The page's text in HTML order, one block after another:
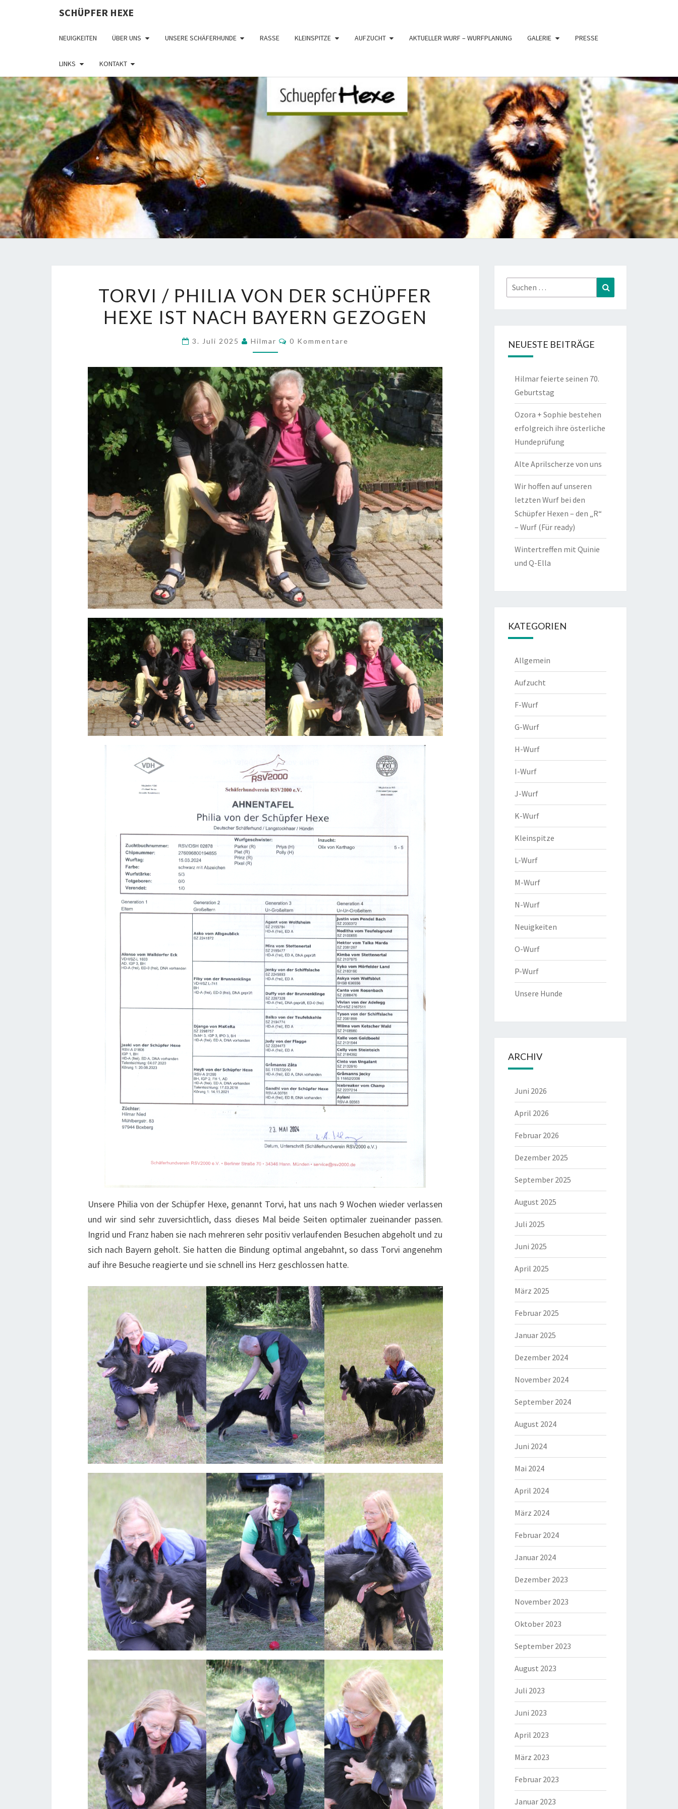
SCHÜPFER HEXE
NEUIGKEITEN ÜBER UNS UNSERE SCHÄFERHUNDE RASSE KLEINSPITZE AUFZUCHT AKTUELLER WURF – WURFPLANUNG GALERIE PRESSE
LINKS KONTAKT
SCHÜPFER
HEXE
Langhaar
Schäferhunde
Von Den
Schüpfer
Hexen
/
PHILIA
VON
DER
HEXE
IST
NACH
BAYERN
GEZOGEN
TORVI / PHILIA VON DER SCHÜPFER
HEXE IST NACH BAYERN GEZOGEN
3. Juli 2025 Hilmar Kommentare
0 Kommentare
Unsere Philia von der Schüpfer Hexe, genannt Torvi, hat uns nach 9 Wochen wieder verlassen
und wir sind sehr zuversichtlich, dass dieses Mal beide Seiten optimaler zueinander passen.
Ingrid und Franz haben sie nach mehreren sehr positiv verlaufenden Besuchen abgeholt und zu
sich nach Bayern geholt. Sie hatten die Bindung optimal angebahnt, so dass Torvi angenehm
auf ihre Besuche reagierte und sie schnell ins Herz geschlossen hatte.
Suchen
nach:
NEUESTE BEITRÄGE
Hilmar feierte seinen 70.
Geburtstag
Ozora + Sophie bestehen
erfolgreich ihre österliche
Hundeprüfung
Alte Aprilscherze von uns
Wir hoffen auf unseren
letzten Wurf bei den
Schüpfer Hexen – den „R“
– Wurf (Für ready)
Wintertreffen mit Quinie
und Q-Ella
KATEGORIEN
Allgemein
Aufzucht
F-Wurf
G-Wurf
H-Wurf
I-Wurf
J-Wurf
K-Wurf
Kleinspitze
L-Wurf
M-Wurf
N-Wurf
Neuigkeiten
O-Wurf
P-Wurf
Unsere Hunde
ARCHIV
Juni 2026
April 2026
Februar 2026
Dezember 2025
September 2025
August 2025
Juli 2025
Juni 2025
April 2025
März 2025
Februar 2025
Januar 2025
Dezember 2024
November 2024
September 2024
August 2024
Juni 2024
Mai 2024
April 2024
März 2024
Februar 2024
Januar 2024
Dezember 2023
November 2023
Oktober 2023
September 2023
August 2023
Juli 2023
Juni 2023
April 2023
März 2023
Februar 2023
Januar 2023